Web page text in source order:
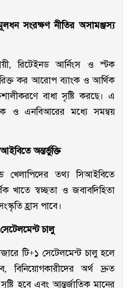
সংরক্ষণ নীতির অসামঞ্জস্য
রিটেইনড আর্নিংস ও স্টক
কর আরোপ ব্যাংক ও আর্থিক
বাধা সৃষ্টি করছে। এ
ও এনবিআরের মধ্যে সমন্বয়
অন্তর্ভুক্তি
খেলাপিদের তথ্য সিআইবিতে
খাতে স্বচ্ছতা ও জবাবদিহিতা
হ্রাস পাবে।
চালু
টি+১ সেটেলমেন্ট চালু হলে
বিনিয়োগকারীদের অর্থ দ্রুত
হবে এবং আন্তর্জাতিক মানের